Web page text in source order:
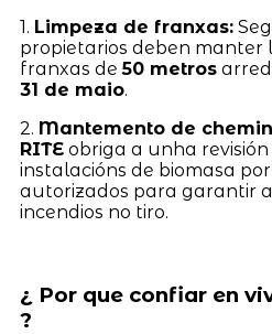
1. Limpeza de franxas:
propietarios deben manter
franxas de50 metros
31 de maio.
2. Mantemento de
RITEobriga a unha
instalacións de biomasa
autorizados para garantir
incendios no tiro.
¿ Por que confiar en
?